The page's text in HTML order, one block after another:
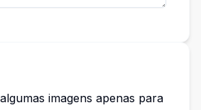
imagens apenas para